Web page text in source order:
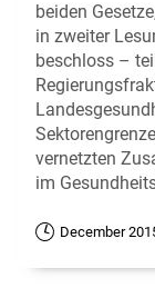
beiden
in zweiter
beschloss –
vernetzten
im
December